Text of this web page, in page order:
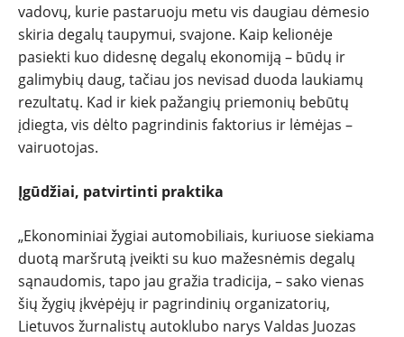
NAUJI
NAUDOTI
REPORTAŽAI
SPORTAS
PATARIMAI
ĮVAIRENYBĖS
vadovų, kurie pastaruoju metu vis daugiau dėmesio
skiria degalų taupymui, svajone. Kaip kelionėje
pasiekti kuo didesnę degalų ekonomiją – būdų ir
galimybių daug, tačiau jos nevisad duoda laukiamų
rezultatų. Kad ir kiek pažangių priemonių bebūtų
įdiegta, vis dėlto pagrindinis faktorius ir lėmėjas –
vairuotojas.
Įgūdžiai, patvirtinti praktika
„Ekonominiai žygiai automobiliais, kuriuose siekiama
duotą maršrutą įveikti su kuo mažesnėmis degalų
sąnaudomis, tapo jau gražia tradicija, – sako vienas
šių žygių įkvėpėjų ir pagrindinių organizatorių,
Lietuvos žurnalistų autoklubo narys Valdas Juozas